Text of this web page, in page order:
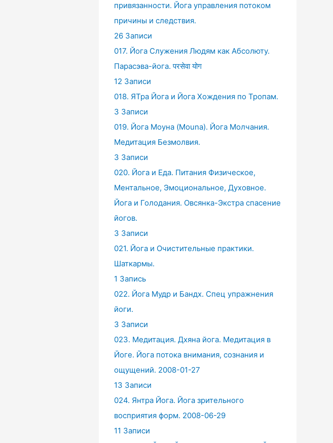
привязанности. Йога управления потоком
причины и следствия.
26 Записи
017. Йога Служения Людям как Абсолюту.
Парасэва-йога. परसेवा योग
12 Записи
018. ЯТра Йога и Йога Хождения по Тропам.
3 Записи
019. Йога Моуна (Mouna). Йога Молчания.
Медитация Безмолвия.
3 Записи
020. Йога и Еда. Питания Физическое,
Ментальное, Эмоциональное, Духовное.
Йога и Голодания. Овсянка-Экстра спасение
йогов.
3 Записи
021. Йога и Очистительные практики.
Шаткармы.
1 Запись
022. Йога Мудр и Бандх. Спец упражнения
йоги.
3 Записи
023. Медитация. Дхяна йога. Медитация в
Йоге. Йога потока внимания, сознания и
ощущений. 2008-01-27
13 Записи
024. Янтра Йога. Йога зрительного
восприятия форм. 2008-06-29
11 Записи